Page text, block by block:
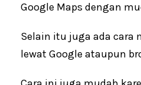
Google Maps dengan
Selain itu juga ada cara
lewat Google ataupun